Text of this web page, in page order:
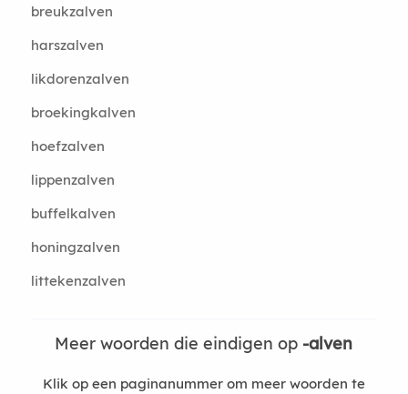
breukzalven
harszalven
likdorenzalven
broekingkalven
hoefzalven
lippenzalven
buffelkalven
honingzalven
littekenzalven
Meer woorden die eindigen op -alven
Klik op een paginanummer om meer woorden te